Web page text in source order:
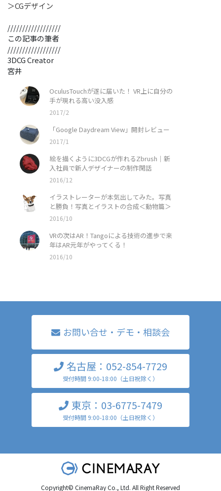
OculusTouchが遂に届いた！ VR上に自分の
手が現れる高い没入感
2017/2
「Google Daydream View」開封レビュー
2017/1
絵を描くように3DCGが作れるZbrush｜新
入社員で新人デザイナーの制作閑話
2016/12
イラストレーターが本気出してみた。写真
と勝負！写真とイラストの合成＜動物篇＞
2016/10
VRの次はAR！Tangoによる技術の進歩で来
年はAR元年がやってくる！
2016/10
＞CGデザイン
//////////////////
この記事の筆者
//////////////////
3DCG Creator
宮井
お問い合せ・デモ・相談会
名古屋：052-854-7729
受付時間 9:00-18:00（土日祝除く）
東京：03-6775-7479
受付時間 9:00-18:00（土日祝除く）
Copyright© CinemaRay Co., Ltd. All Right Reserved